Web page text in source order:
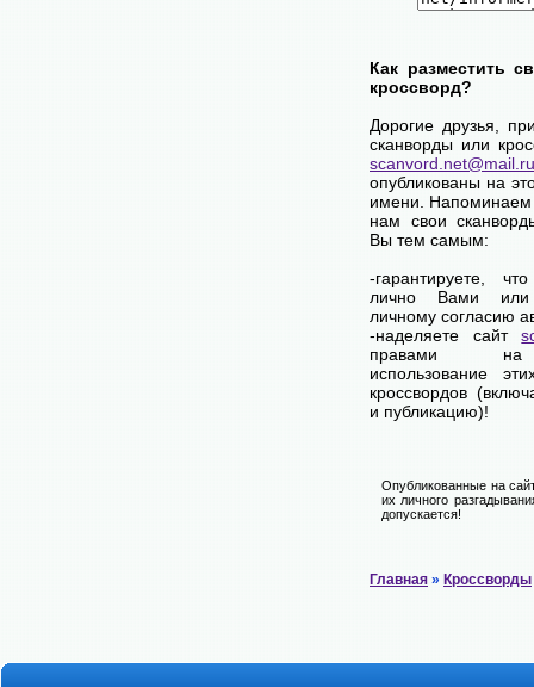
Как разместить
кроссворд?
Дорогие друзья,
сканворды или
scanvord.net@mail.ru
опубликованы на
имени.
нам свои
Вы тем самым:
-гарантируете,
лично Вами
личному согласию
-наделяете сайт
правами на
использование
кроссвордов
и публикацию)!
Опубликованные на
их личного
допускается!
Главная » Кроссворды